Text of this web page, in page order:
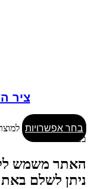
ציר
בחר אפשרויות
בעמוד המוצר
האתר משמש
ניתן לשלם